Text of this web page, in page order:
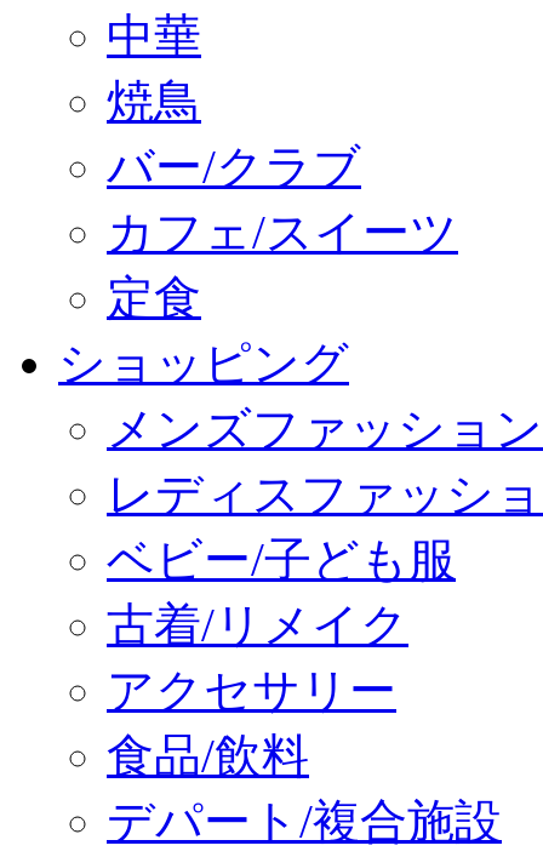
中華
焼鳥
バー/クラブ
カフェ/スイーツ
定食
ショッピング
メンズファッション
レディスファッシ
ベビー/子ども服
古着/リメイク
アクセサリー
食品/飲料
デパート/複合施設